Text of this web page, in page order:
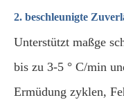
2. beschleunigte
Unterstützt maßge
bis zu 3-5 ° C/min
Ermüdung zyklen,